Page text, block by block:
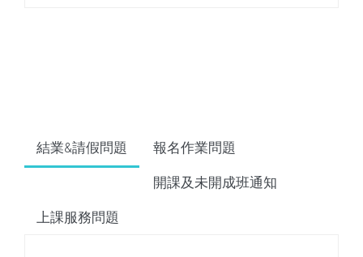
結業&請假問題 報名作業問題
開課及未開成班通知
上課服務問題